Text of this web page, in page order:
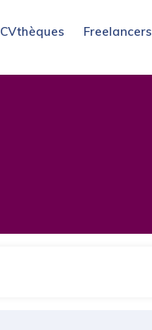
CVthèques Freelancers